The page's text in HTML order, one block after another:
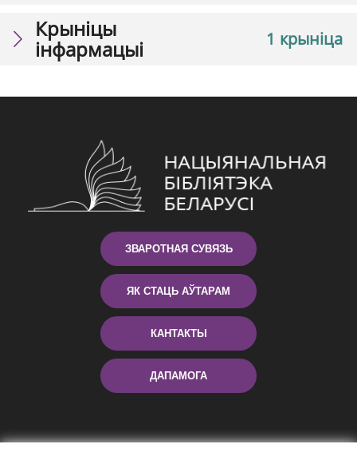
1 крыніца
Крыніцы
інфармацыі
ЗВАРОТНАЯ СУВЯЗЬ
ЯК СТАЦЬ АЎТАРАМ
КАНТАКТЫ
ДАПАМОГА